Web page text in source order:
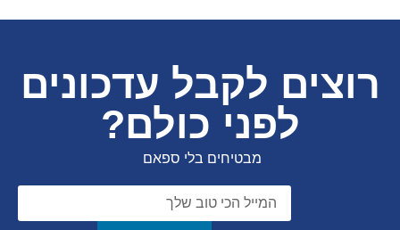
רוצים לקבל עדכונים
לפני כולם?
מבטיחים בלי ספאם